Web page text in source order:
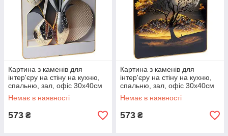
Картина з каменів для
інтер'єру на стіну на кухню,
спальню, зал, офіс 30х40см
«Квіти у вазі №-4»
Немає в наявності
573 ₴
Картина з каменів для
інтер'єру на стіну на кухню,
спальню, зал, офіс 30х40см
«Місячний пейзаж №-2»
Немає в наявності
573 ₴